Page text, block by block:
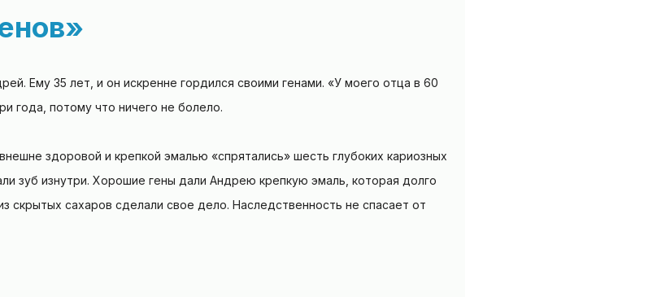
Ему 35 лет, и он искренне гордился своими генами. «У моего отца в 60
года, потому что ничего не болело.
здоровой и крепкой эмалью «спрятались» шесть глубоких кариозных
зуб изнутри. Хорошие гены дали Андрею крепкую эмаль, которая долго
скрытых сахаров сделали свое дело. Наследственность не спасает от